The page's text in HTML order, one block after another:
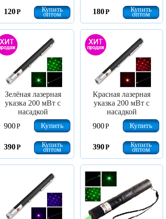
120Р Купить
оптом 180Р Купить
оптом
Зелёная лазерная
указка 200 мВт с
насадкой
900Р Купить
390Р Купить
оптом
Красная лазерная
указка 200 мВт с
насадкой
900Р Купить
390Р Купить
оптом